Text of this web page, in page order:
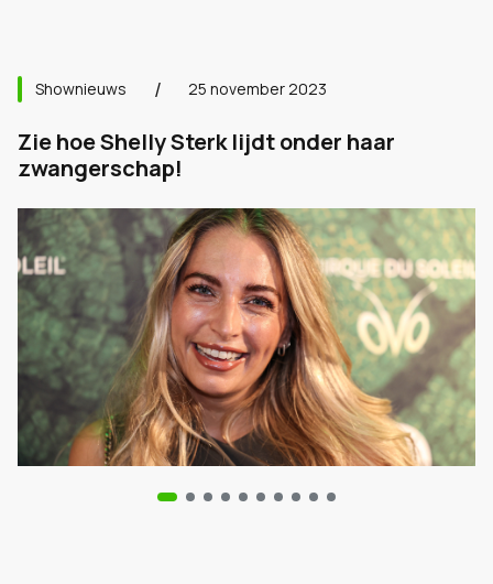
Shownieuws 25 november 2023
Zie hoe Shelly Sterk lijdt onder haar
zwangerschap!